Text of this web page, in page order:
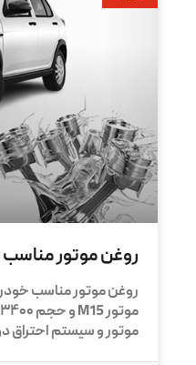
روغن موتور
روغن موتور مناسب
موتور و سیستم احتراق